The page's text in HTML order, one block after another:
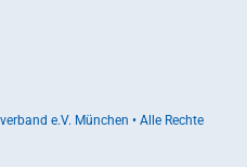
e.V. München • Alle Rechte